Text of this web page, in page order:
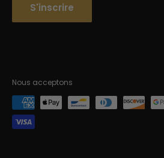
S'inscrire
Nous acceptons